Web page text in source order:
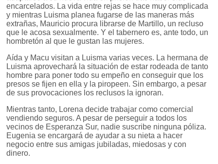
encarcelados. La vida entre rejas se hace muy complicada
y mientras Luisma planea fugarse de las maneras más
extrañas, Mauricio procura librarse de Martillo, un recluso
que le acosa sexualmente. Y el tabernero es, ante todo, un
hombretón al que le gustan las mujeres.
Aída y Macu visitan a Luisma varias veces. La hermana de
Luisma aprovechará la situación de estar rodeada de tanto
hombre para poner todo su empeño en conseguir que los
presos se fijen en ella y la piropeen. Sin embargo, a pesar
de sus provocaciones los reclusos la ignoran.
Mientras tanto, Lorena decide trabajar como comercial
vendiendo seguros. A pesar de perseguir a todos los
vecinos de Esperanza Sur, nadie suscribe ninguna póliza.
Eugenia se encargará de ayudar a su nieta a hacer
negocio entre sus amigas jubiladas, miedosas y con
dinero.